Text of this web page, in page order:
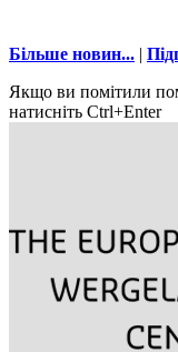
Більше новин... |
Якщо ви помітили
натисніть Ctrl+Enter